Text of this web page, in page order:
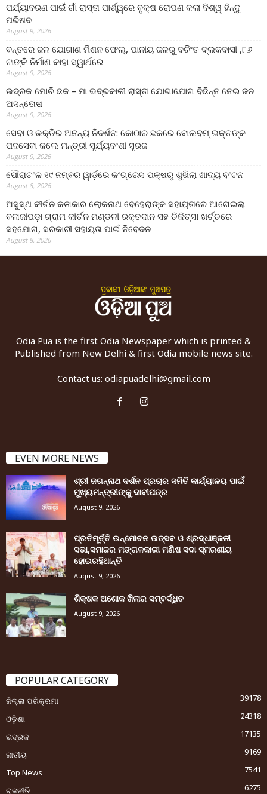
ପର୍ଯ୍ୟାବରଣ ପାଇଁ ଗାଁ ରାସ୍ତା ପାର୍ଶ୍ୱରେ ବୃକ୍ଷ ରୋପଣ କଲା ବିଶ୍ୱ ହିନ୍ଦୁ
ପରିଷଦ
August 9, 2026
ବନ୍ତରେ ଜଳ ଯୋଗାଣ ମିଶନ ଫେଲ୍‌, ପାନୀୟ ଜଳରୁ ବଚିଂତ ବ୍ଲକବାସୀ ,୮୬
ଟାଙ୍କି ନିର୍ମାଣ କାହା ସ୍ୱାର୍ଥରେ
August 9, 2026
ଭଦ୍ରକ ମୋଚି ଛକ – ମା ଭଦ୍ରକାଳୀ ରାସ୍ତା ଯୋଗାଯୋଗ ବିଛିନ୍ନ ନେଇ ଜନ
ଅସନ୍ତୋଷ
August 9, 2026
ସେବା ଓ ଭକ୍ତିର ଅନନ୍ୟ ନିଦର୍ଶନ: କୋଠାର ଛକରେ ବୋଲବମ୍ ଭକ୍ତଙ୍କ
ପଦସେବା କଲେ ମନ୍ତ୍ରୀ ସୂର୍ଯ୍ୟବଂଶୀ ସୂରଜ
August 9, 2026
ପୌରାଚଂଳ ୧୯ ନମ୍ବର ୱାର୍ଡ଼ରେ କଂଗ୍ରେସ ପକ୍ଷରୁ ଶୁଖିଲା ଖାଦ୍ୟ ବଂଟନ
August 8, 2026
ଅସୁସ୍ଥ କୀର୍ତନ କଳାକାର ଲୋକନାଥ ବେହେରାଙ୍କ ସହାୟତାରେ ଆଗେଇଲା
ବଳାଜୀପଡ଼ା ଗ୍ରାମ କୀର୍ତନ ମଣ୍ଡଳୀ ରକ୍ତଦାନ ସହ ଚିକିତ୍ସା ଖର୍ଚ୍ଚରେ
ସହଯୋଗ, ସରକାରୀ ସହାୟତା ପାଇଁ ନିବେଦନ
August 8, 2026
Odia Pua is the first Odia Newspaper which is printed &
Published from New Delhi & first Odia mobile news site.
Contact us: odiapuadelhi@gmail.com
EVEN MORE NEWS
ଶ୍ରୀ ଜଗନ୍ନାଥ ଦର୍ଶନ ପ୍ରଚାର ସମିତି କାର୍ଯ୍ୟାଳୟ ପାଇଁ
ମୁଖ୍ୟମନ୍ତ୍ରୀଙ୍କୁ ଦାବୀପତ୍ର
August 9, 2026
ପ୍ରତିମୂର୍ତ୍ତି ଉନ୍ମୋଚନ ଉତ୍ସବ ଓ ଶ୍ରଦ୍ଧାଞ୍ଜଳୀ
ସଭା,ସମାଜର ମଙ୍ଗଳକାରୀ ମଣିଷ ସଦା ସ୍ମରଣୀୟ
ହୋଇରହିଥାନ୍ତି
August 9, 2026
ଶିକ୍ଷକ ଅଶୋକ ଖିଲାର ସମ୍ବର୍ଦ୍ଧିତ
August 9, 2026
POPULAR CATEGORY
ଜିଲ୍ଲା ପରିକ୍ରମା
39178
ଓଡ଼ିଶା
24318
ଭଦ୍ରକ
17135
ଜାତୀୟ
9169
Top News
7541
ରାଜନୀତି
6275